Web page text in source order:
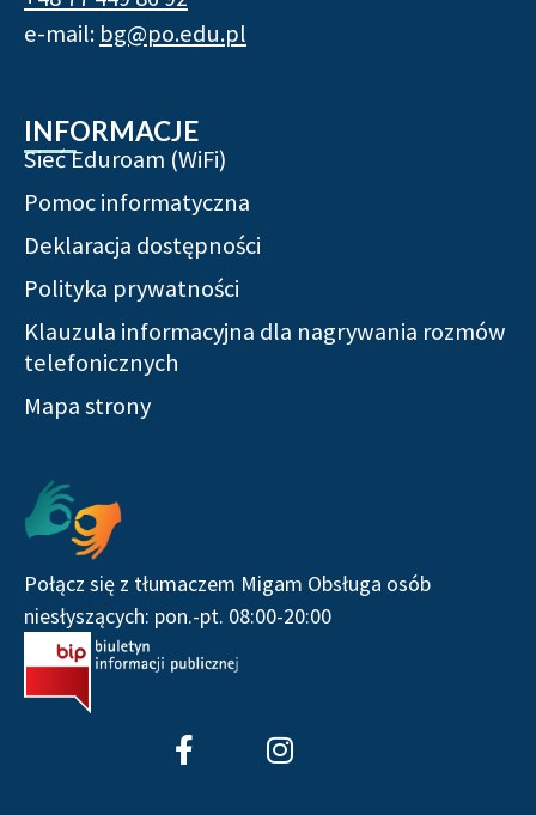
e-mail: bg@po.edu.pl
INFORMACJE
Sieć Eduroam (WiFi)
Pomoc informatyczna
Deklaracja dostępności
Polityka prywatności
Klauzula informacyjna dla nagrywania rozmów
telefonicznych
Mapa strony
Połącz się z tłumaczem Migam Obsługa osób
niesłyszących: pon.-pt. 08:00-20:00
F
a
I
n